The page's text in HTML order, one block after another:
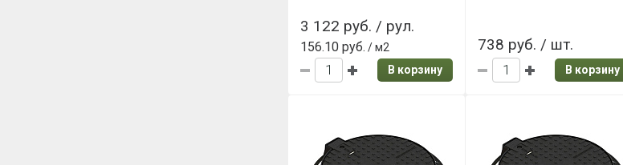
3 122 руб. / рул.
156.10 руб. / м2
В корзину
738 руб. / шт.
В корзину